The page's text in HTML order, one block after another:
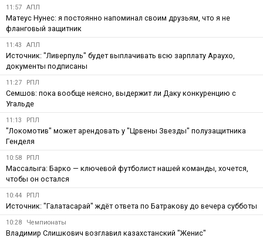
11:57 АПЛ
Матеус Нунес: я постоянно напоминал своим друзьям, что я не
фланговый защитник
11:43 АПЛ
Источник: "Ливерпуль" будет выплачивать всю зарплату Араухо,
документы подписаны
11:27 РПЛ
Семшов: пока вообще неясно, выдержит ли Даку конкуренцию с
Угальде
11:13 РПЛ
"Локомотив" может арендовать у "Црвены Звезды" полузащитника
Генделя
10:58 РПЛ
Массалыга: Барко — ключевой футболист нашей команды, хочется,
чтобы он остался
10:44 РПЛ
Источник: "Галатасарай" ждёт ответа по Батракову до вечера субботы
10:28 Чемпионаты
Владимир Слишкович возглавил казахстанский "Женис"